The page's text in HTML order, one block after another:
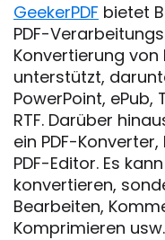
GeekerPDF bietet
PDF-
Konvertierung von
unterstützt,
PowerPoint, ePub,
RTF. Darüber
ein PDF-
PDF-Editor. Es
konvertieren,
Bearbeiten,
Komprimieren